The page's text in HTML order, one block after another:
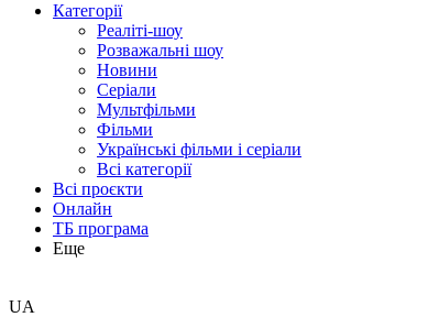
Категорії
Реаліті-шоу
Розважальні шоу
Новини
Серіали
Мультфільми
Фільми
Українські фільми і серіали
Всі категорії
Всі проєкти
Онлайн
ТБ програма
Еще
UA